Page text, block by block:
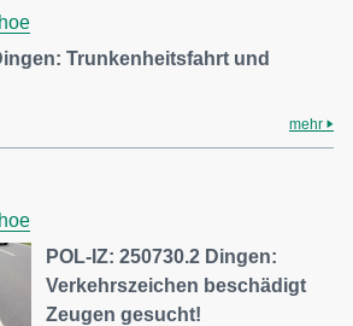
Trunkenheitsfahrt und
mehr
POL-IZ: 250730.2 Dingen:
Verkehrszeichen beschädigt
Zeugen gesucht!